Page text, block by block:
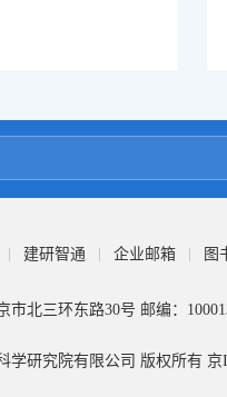
中国建筑技术集团有限公司
北京建筑机械化研究院有限公司
建研院检测中心有限公司
建研智通 企业邮箱 图
市北三环东路30号 邮编：
学研究院有限公司 版权所有 京